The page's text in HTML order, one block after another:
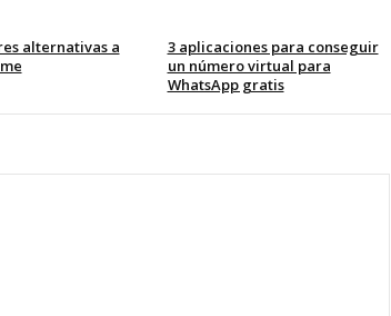
alternativas a
3 aplicaciones para conseguir
un número virtual para
WhatsApp gratis